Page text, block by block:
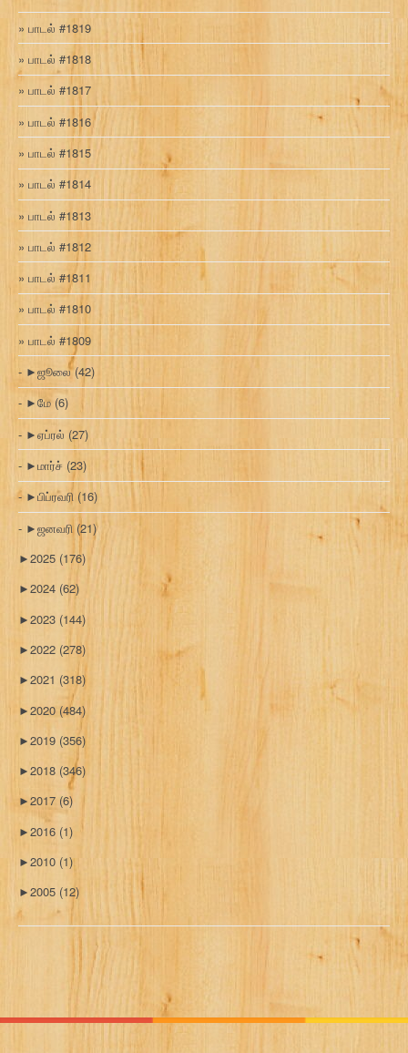
பாடல் #1819
பாடல் #1818
பாடல் #1817
பாடல் #1816
பாடல் #1815
பாடல் #1814
பாடல் #1813
பாடல் #1812
பாடல் #1811
பாடல் #1810
பாடல் #1809
►ஜூலை(42)
►மே (6)
►ஏப்ரல் (27)
►மார்ச் (23)
►பிப்ரவரி (16)
►ஜனவரி (21)
►2025 (176)
►2024 (62)
►2023 (144)
►2022 (278)
►2021 (318)
►2020 (484)
►2019 (356)
►2018 (346)
►2017 (6)
►2016 (1)
►2010 (1)
►2005 (12)